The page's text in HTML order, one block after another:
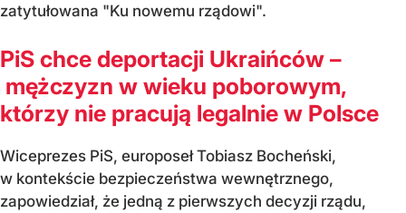
zatytułowana "Ku nowemu rządowi".
PiS chce deportacji Ukraińców –
mężczyzn w wieku poborowym,
którzy nie pracują legalnie w Polsce
Wiceprezes PiS, europoseł Tobiasz Bocheński,
w kontekście bezpieczeństwa wewnętrznego,
zapowiedział, że jedną z pierwszych decyzji rządu,